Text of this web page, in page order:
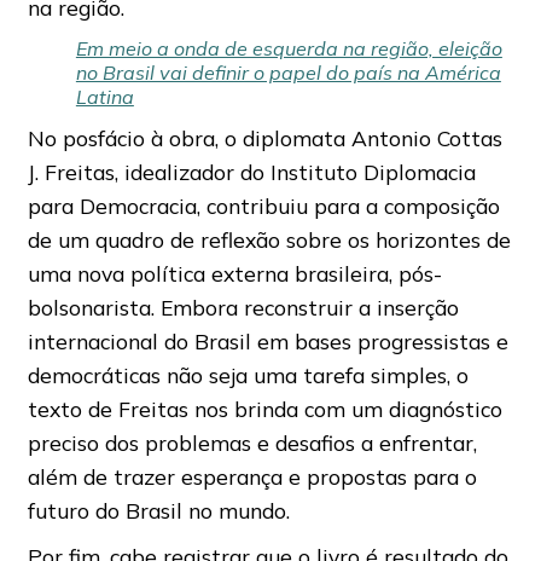
na região.
Em meio a onda de esquerda na região, eleição
no Brasil vai definir o papel do país na América
Latina
No posfácio à obra, o diplomata Antonio Cottas
J. Freitas, idealizador do Instituto Diplomacia
para Democracia, contribuiu para a composição
de um quadro de reflexão sobre os horizontes de
uma nova política externa brasileira, pós-
bolsonarista. Embora reconstruir a inserção
internacional do Brasil em bases progressistas e
democráticas não seja uma tarefa simples, o
texto de Freitas nos brinda com um diagnóstico
preciso dos problemas e desafios a enfrentar,
além de trazer esperança e propostas para o
futuro do Brasil no mundo.